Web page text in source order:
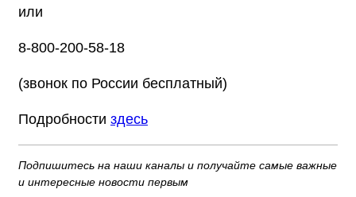
или
8-800-200-58-18
(звонок по России бесплатный)
Подробности здесь
Подпишитесь на наши каналы и получайте самые важные
и интересные новости первым